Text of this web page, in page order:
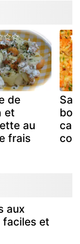
de
et
au
frais
aux
et